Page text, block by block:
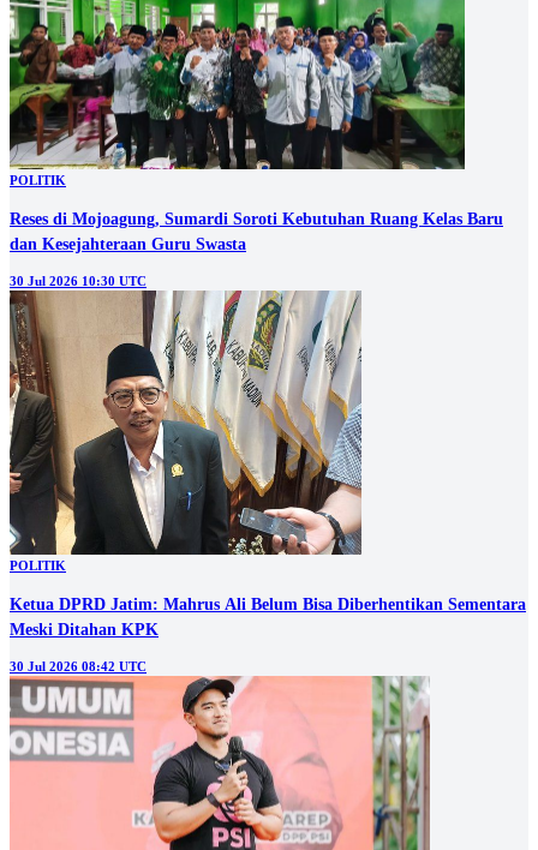
POLITIK
Reses di Mojoagung, Sumardi Soroti Kebutuhan Ruang Kelas Baru
dan Kesejahteraan Guru Swasta
30 Jul 2026 10:30 UTC
POLITIK
Ketua DPRD Jatim: Mahrus Ali Belum Bisa Diberhentikan Sementara
Meski Ditahan KPK
30 Jul 2026 08:42 UTC